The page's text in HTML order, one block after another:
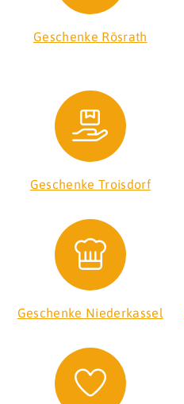
Geschenke Rösrath
Geschenke Troisdorf
Geschenke Niederkassel